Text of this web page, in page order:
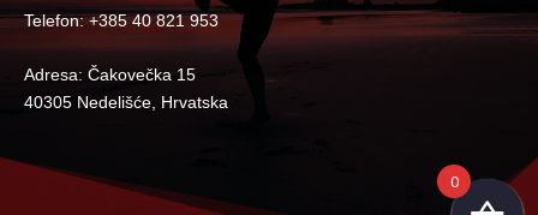
Telefon: +385 40 821 953
Adresa: Čakovečka 15
40305 Nedelišće, Hrvatska
0